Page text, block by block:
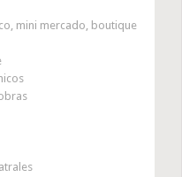
mini mercado, boutique